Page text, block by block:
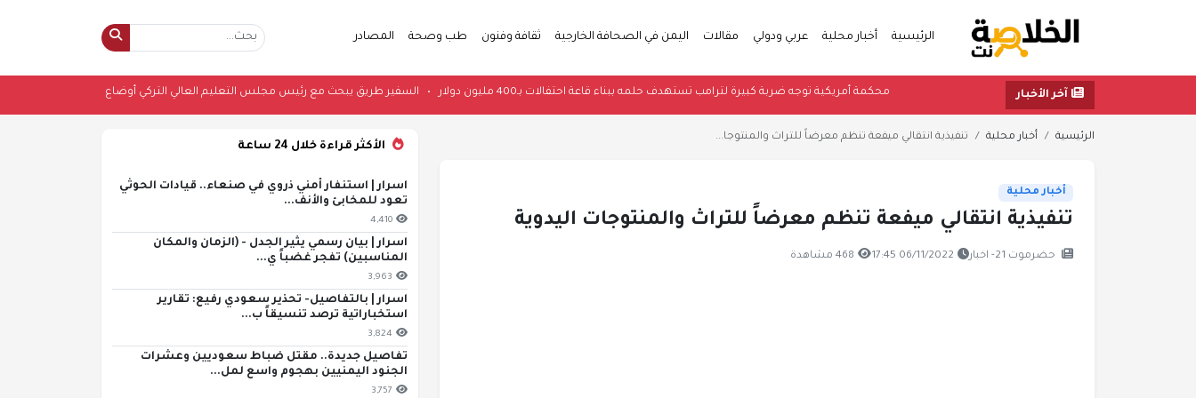
الرئيسية أخبار محلية عربي ودولي مقالات اليمن في الصحافة الخارجية ثقافة وفنون طب وصحة المصادر
آخر الأخبار محكمة أمريكية توجه ضربة كبيرة لترامب تستهدف حلمه ببناء قاعة احتفالات بـ400 مليون دولار •السفير طريق يبحث مع رئيس مجلس التعليم العالي التركي أوضاع الطلاب
الرئيسية أخبار محلية تنفيذية انتقالي ميفعة تنظم معرضاً للتراث والمنتوجا...
أخبار محلية
تنفيذية انتقالي ميفعة تنظم معرضاً للتراث والمنتوجات اليدوية
حضرموت 21- اخبار 06/11/2022 17:45 468 مشاهدة
الأكثر قراءة خلال 24 ساعة
اسرار | استنفار أمني ذروي في صنعاء.. قيادات الحوثي
تعود للمخابئ والأنف...
4,410
اسرار | بيان رسمي يثير الجدل - (الزمان والمكان
المناسبين) تفجر غضباً ي...
3,963
اسرار | بالتفاصيل- تحذير سعودي رفيع: تقارير
استخباراتية ترصد تنسيقاً ب...
3,824
تفاصيل جديدة.. مقتل ضباط سعوديين وعشرات
الجنود اليمنيين بهجوم واسع لمل...
3,757